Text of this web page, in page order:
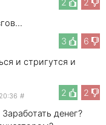
3
6
и стригутся и
2
2
#
денег?